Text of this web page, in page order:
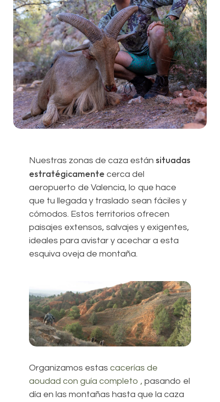
Nuestras zonas de caza están situadas
estratégicamente cerca del
aeropuerto de Valencia, lo que hace
que tu llegada y traslado sean fáciles y
cómodos. Estos territorios ofrecen
paisajes extensos, salvajes y exigentes,
ideales para avistar y acechar a esta
esquiva oveja de montaña.
Organizamos estas cacerías de
aoudad con guía completo , pasando el
día en las montañas hasta que la caza